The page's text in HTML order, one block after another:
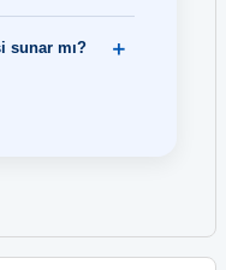
sunar mı?